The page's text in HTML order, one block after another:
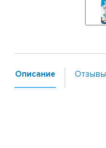
Описание Отзывы